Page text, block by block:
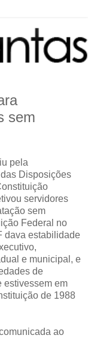
sem
pela
Disposições
servidores
sem
Federal no
dava estabilidade
e municipal, e
de
estivessem em
de 1988
ao